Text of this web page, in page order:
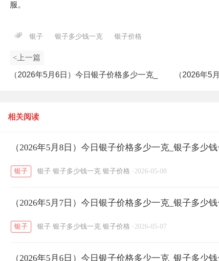
服。
银子 银子多少钱一克 银子价格
<上一篇
（2026年5月6日）今日银子价格多少一克_ （2026年5
相关阅读
（2026年5月8日）今日银子价格多少一克_银子多少
银子 银子 银子多少钱一克 银子价格 · 2026-05-08
（2026年5月7日）今日银子价格多少一克_银子多少
银子 银子 银子多少钱一克 银子价格 · 2026-05-07
（2026年5月6日）今日银子价格多少一克_银子多少